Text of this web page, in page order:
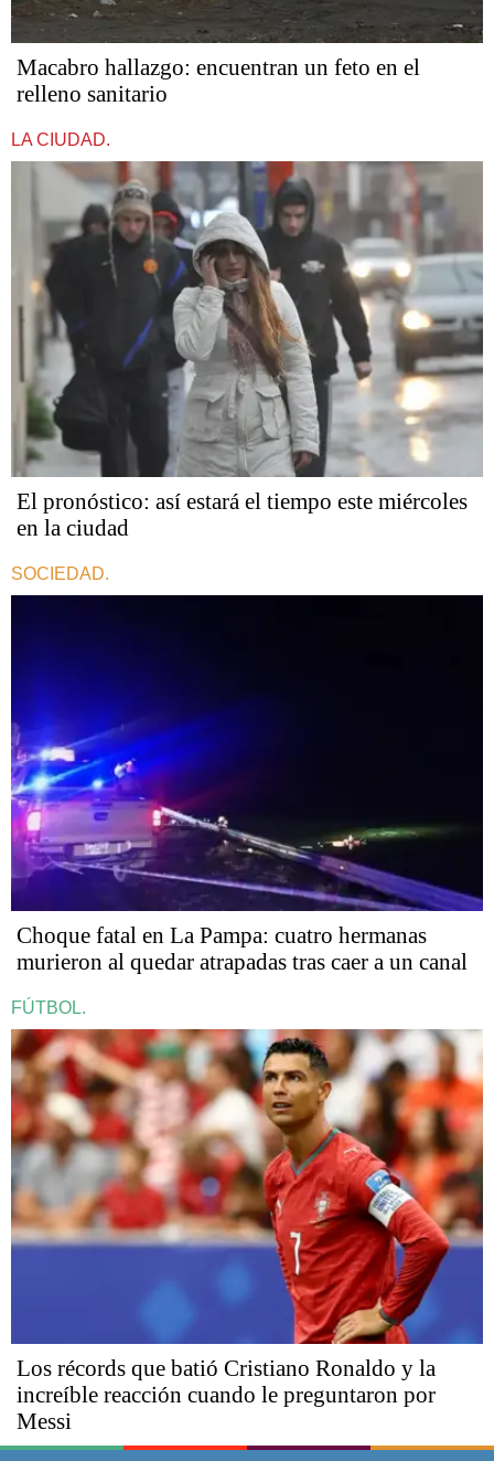
Macabro hallazgo: encuentran un feto en el
relleno sanitario
LA CIUDAD.
El pronóstico: así estará el tiempo este miércoles
en la ciudad
SOCIEDAD.
Choque fatal en La Pampa: cuatro hermanas
murieron al quedar atrapadas tras caer a un canal
FÚTBOL.
Los récords que batió Cristiano Ronaldo y la
increíble reacción cuando le preguntaron por
Messi